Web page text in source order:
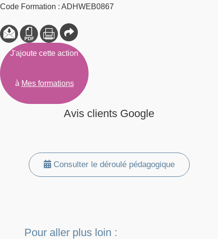
Code Formation : ADHWEB0867
J'ajoute cette action
à Mes formations
Avis clients Google
Consulter le déroulé pédagogique
Pour aller plus loin :